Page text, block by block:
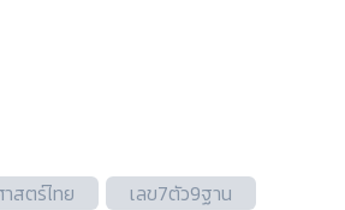
าสตร์ไทย
เลข7ตัว9ฐาน